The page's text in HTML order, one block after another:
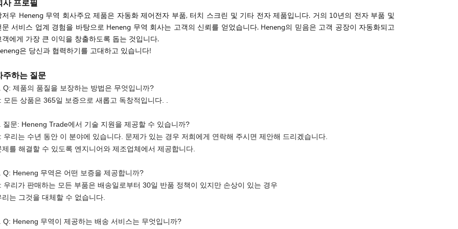
사 프로필
저우 Heneng 무역 회사주요 제품은 자동화 제어전자 부품, 터치 스크린 및 기타 전자 제품입니다. 거의 10년의 전자 부품 및
문 서비스 업계 경험을 바탕으로 Heneng 무역 회사는 고객의 신뢰를 얻었습니다. Heneng의 믿음은 고객 공장이 자동화되고
객에게 가장 큰 이익을 창출하도록 돕는 것입니다.
은 당신과 협력하기를 고대하고 있습니다!
주하는 질문
Q: 제품의 품질을 보장하는 방법은 무엇입니까?
모든 상품은 365일 보증으로 새롭고 독창적입니다. .
질문: Heneng Trade에서 기술 지원을 제공할 수 있습니까?
우리는 수년 동안 이 분야에 있습니다. 문제가 있는 경우 저희에게 연락해 주시면 제안해 드리겠습니다.
제를 해결할 수 있도록 엔지니어와 제조업체에서 제공합니다.
Q: Heneng 무역은 어떤 보증을 제공합니까?
우리가 판매하는 모든 부품은 배송일로부터 30일 반품 정책이 있지만 손상이 있는 경우
리는 그것을 대체할 수 없습니다.
Q: Heneng 무역이 제공하는 배송 서비스는 무엇입니까?